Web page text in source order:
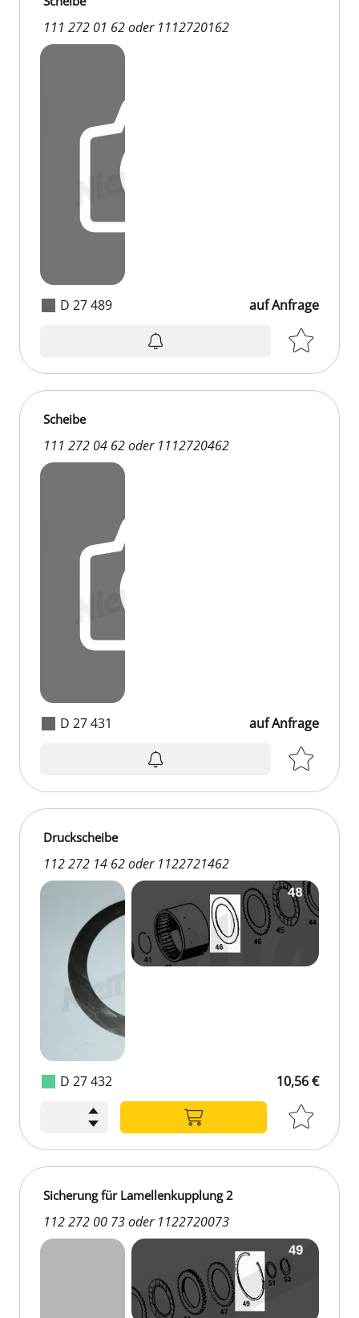
D 27 489
111 272 01 62 oder 1112720162
auf Anfrage
D 27 431
Scheibe
111 272 04 62 oder 1112720462
auf Anfrage
D 27 432
Druckscheibe
112 272 14 62 oder 1122721462
10,56 €
Sicherung für Lamellenkupplung 2
112 272 00 73 oder 1122720073